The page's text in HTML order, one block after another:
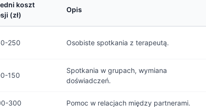
koszt
(zł)
Opis
250 Osobiste spotkania z terapeutą.
150
Spotkania w grupach, wymiana
doświadczeń.
300 Pomoc w relacjach między partnerami.